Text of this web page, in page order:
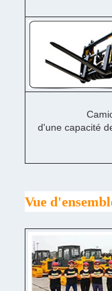
d'une capacité
Vue